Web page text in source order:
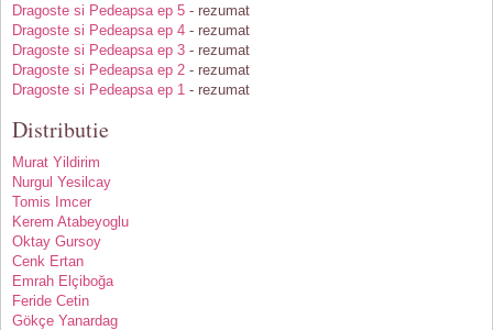
Dragoste si Pedeapsa ep 5 - rezumat
Dragoste si Pedeapsa ep 4 - rezumat
Dragoste si Pedeapsa ep 3 - rezumat
Dragoste si Pedeapsa ep 2 - rezumat
Dragoste si Pedeapsa ep 1 - rezumat
Distributie
Murat Yildirim
Nurgul Yesilcay
Tomis Imcer
Kerem Atabeyoglu
Oktay Gursoy
Cenk Ertan
Emrah Elçiboğa
Feride Cetin
Gökçe Yanardag